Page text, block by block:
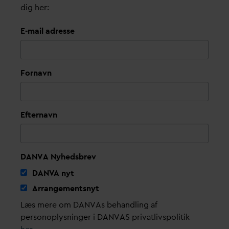
dig her:
E-mail adresse
Fornavn
Efternavn
DANVA Nyhedsbrev
DANVA nyt
Arrangementsnyt
Læs mere om DANVAs behandling af
personoplysninger i DANVAS privatlivspolitik